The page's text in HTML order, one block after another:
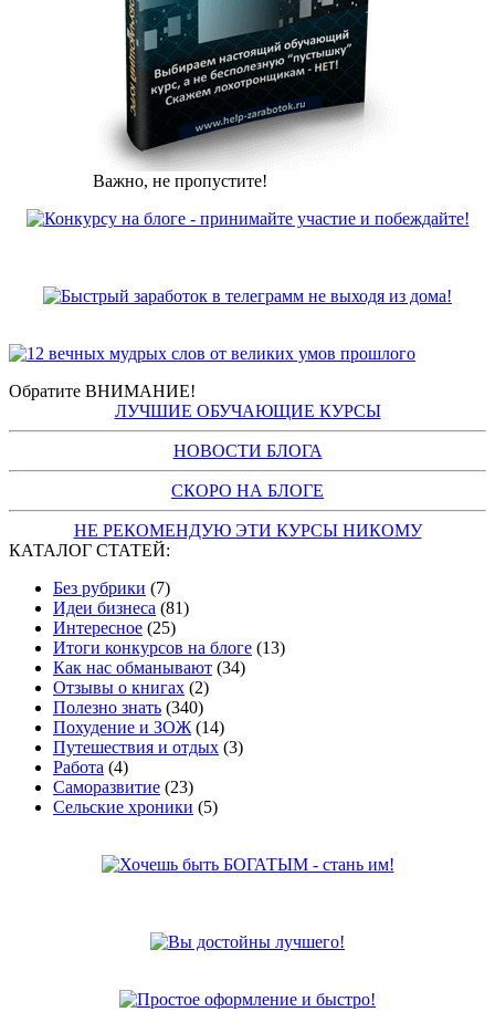
Важно, не пропустите!
Обратите ВНИМАНИЕ!
ЛУЧШИЕ ОБУЧАЮЩИЕ КУРСЫ
НОВОСТИ БЛОГА
СКОРО НА БЛОГЕ
НЕ РЕКОМЕНДУЮ ЭТИ КУРСЫ НИКОМУ
КАТАЛОГ СТАТЕЙ:
Без рубрики (7)
Идеи бизнеса (81)
Интересное (25)
Итоги конкурсов на блоге (13)
Как нас обманывают (34)
Отзывы о книгах (2)
Полезно знать (340)
Похудение и ЗОЖ (14)
Путешествия и отдых (3)
Работа (4)
Саморазвитие (23)
Сельские хроники (5)